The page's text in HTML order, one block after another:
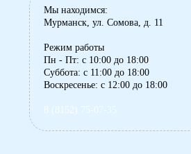
Мы находимся:
Мурманск, ул. Сомова, д. 11
Режим работы
Пн - Пт: с 10:00 до 18:00
Суббота: с 11:00 до 18:00
Воскресенье: с 12:00 до 18:00
8 (8152) 75-07-35